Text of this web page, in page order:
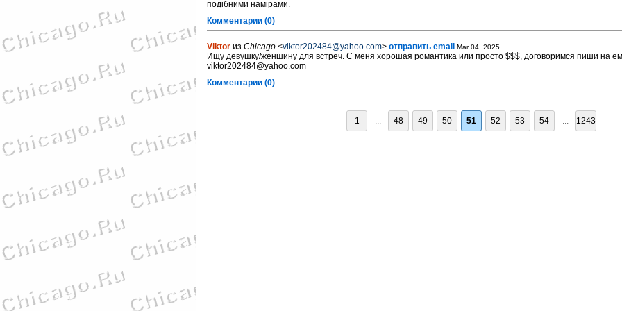
подібними намірами.
Комментарии (0)
Viktor из Chicago <viktor202484@yahoo.com> отправить email Mar 04, 2025
Ищу девушку/женшину для встреч. С меня хорошая романтика или просто $$$, договоримся пиши на
viktor202484@yahoo.com
Комментарии (0)
1 ... 48 49 50 51 52 53 54 ... 1243